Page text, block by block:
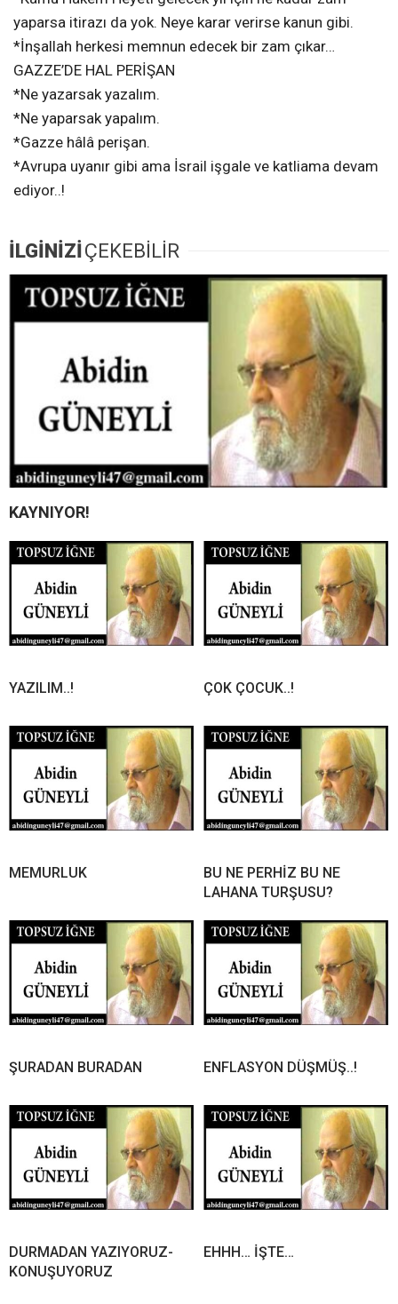
yaparsa itirazı da yok. Neye karar verirse kanun gibi.
*İnşallah herkesi memnun edecek bir zam çıkar…
GAZZE’DE HAL PERİŞAN
*Ne yazarsak yazalım.
*Ne yaparsak yapalım.
*Gazze hâlâ perişan.
*Avrupa uyanır gibi ama İsrail işgale ve katliama devam
ediyor..!
İLGİNİZİÇEKEBİLİR
KAYNIYOR!
YAZILIM..! ÇOK ÇOCUK..!
MEMURLUK
BU NE PERHİZ BU NE
LAHANA TURŞUSU?
ŞURADAN BURADAN ENFLASYON DÜŞMÜŞ..!
DURMADAN YAZIYORUZ-
KONUŞUYORUZ
EHHH… İŞTE…